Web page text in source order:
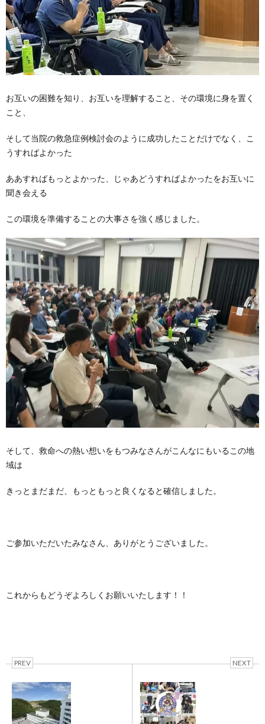
お互いの困難を知り、お互いを理解すること、その環境に身を置く
こと、
そして当院の救急症例検討会のように成功したことだけでなく、こ
うすればよかった
ああすればもっとよかった、じゃあどうすればよかったをお互いに
聞き会える
この環境を準備することの大事さを強く感じました。
そして、救命への熱い想いをもつみなさんがこんなにもいるこの地
域は
きっとまだまだ、もっともっと良くなると確信しました。
ご参加いただいたみなさん、ありがとうございました。
これからもどうぞよろしくお願いいたします！！
PREV NEXT